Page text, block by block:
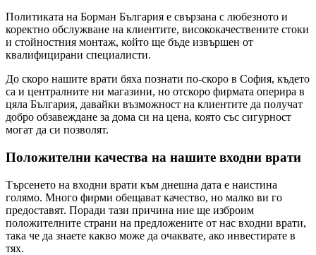
Политиката на Борман България е свързана с любезното и
коректно обслужване на клиентите, висококачествените стоки
и стойностния монтаж, който ще бъде извършен от
квалифицирани специалисти.
До скоро нашите врати бяха познати по-скоро в София, където
са и централните ни магазини, но отскоро фирмата оперира в
цяла България, давайки възможност на клиентите да получат
добро обзавеждане за дома си на цена, която със сигурност
могат да си позволят.
Положителни качества на нашите входни врати
Търсенето на входни врати към днешна дата е наистина
голямо. Много фирми обещават качество, но малко ви го
предоставят. Поради тази причина ние ще изброим
положителните страни на предложените от нас входни врати,
така че да знаете какво може да очаквате, ако инвестирате в
тях.